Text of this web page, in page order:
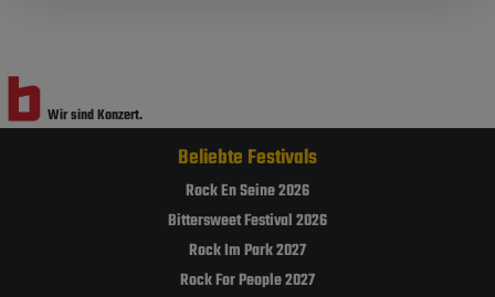
Wir sind Konzert.
Beliebte Festivals
Rock En Seine 2026
Bittersweet Festival 2026
Rock Im Park 2027
Rock For People 2027